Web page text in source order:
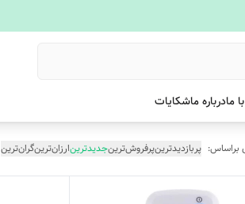
مادرباره ماشکایات
براساس: پربازدیدترینپرفروش‌ترینجدیدترینارزان‌ترینگران‌ترین